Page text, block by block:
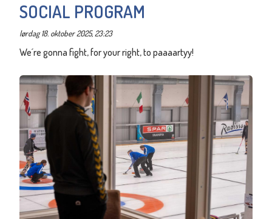
SOCIAL PROGRAM
lørdag 18. oktober 2025, 23:23
We´re gonna fight, for your right, to paaaartyy!